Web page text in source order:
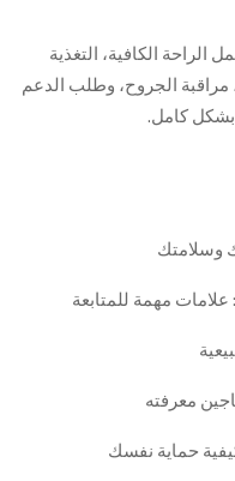
الراحة الكافية، التغذية
الجروح، وطلب الدعم
كامل.
وسلامتك
مهمة للمتابعة
معرفته
حماية نفسك